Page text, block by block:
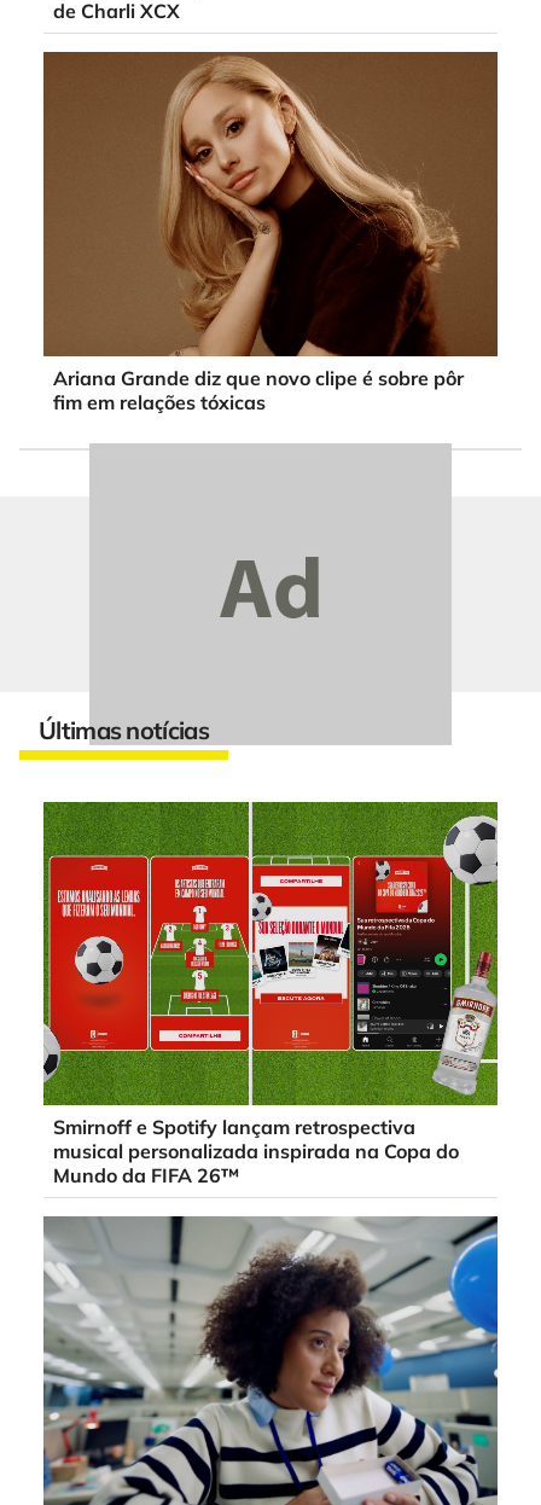
de Charli XCX
Ariana Grande diz que novo clipe é sobre pôr
fim em relações tóxicas
Últimas notícias
Smirnoff e Spotify lançam retrospectiva
musical personalizada inspirada na Copa do
Mundo da FIFA 26™